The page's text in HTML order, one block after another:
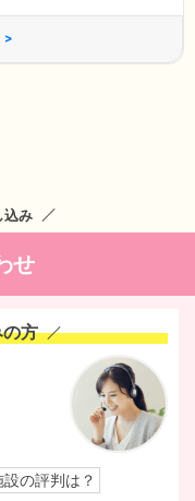
込み
せ
方
設の評判は？